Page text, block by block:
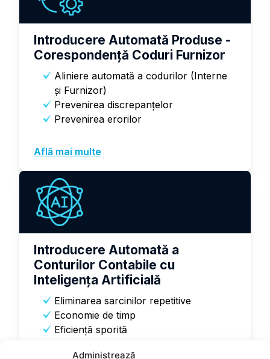
Administrează
Introducere Automată Produse -
Corespondenţă Coduri Furnizor
Aliniere automată a codurilor (Interne
şi Furnizor)
Prevenirea discrepanţelor
Prevenirea erorilor
Află mai multe
Introducere Automată a
Conturilor Contabile cu
Inteligenţa Artificială
Eliminarea sarcinilor repetitive
Economie de timp
Eficienţă sporită